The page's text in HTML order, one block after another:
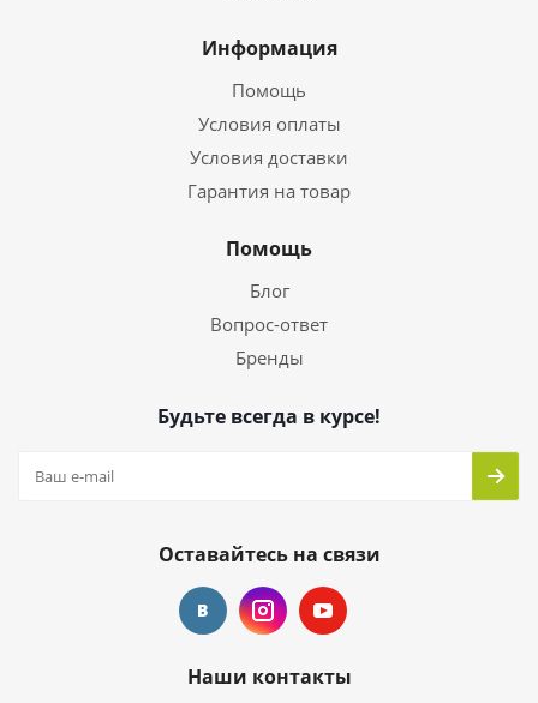
Информация
Помощь
Условия оплаты
Условия доставки
Гарантия на товар
Помощь
Блог
Вопрос-ответ
Бренды
Будьте всегда в курсе!
Оставайтесь на связи
Наши контакты